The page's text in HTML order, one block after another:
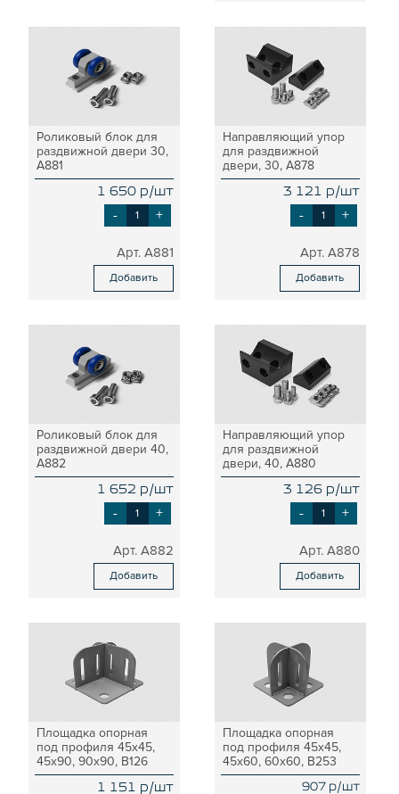
ВИНТОВЫЕ СОЕДИНИТЕЛИ И ВТУЛКИ
ШАРНИРНЫЕ И ПОДВИЖНЫЕ СОЕДИНИТЕЛИ
ЗАГЛУШКИ
ЭЛЕМЕНТЫ ДЛЯ КРЕПЛЕНИЯ КАБЕЛЕЙ,
ПАНЕЛЕЙ, ЛИСТА, СЕТКИ
ОПОРЫ, ПОДВЕСЫ
КОМПОНЕНТЫ ДЛЯ КОНВЕЙЕРОВ
ОСНАСТКА
МЕТРИЧЕСКИЙ КРЕПЕЖ
Роликовый блок для
раздвижной двери 30,
A881
1 650 р/шт
- +
A881
Добавить
Направляющий упор
для раздвижной
двери, 30, A878
3 121 р/шт
- +
A878
Добавить
Роликовый блок для
раздвижной двери 40,
A882
1 652 р/шт
- +
A882
Добавить
Направляющий упор
для раздвижной
двери, 40, A880
3 126 р/шт
- +
A880
Добавить
Площадка опорная
под профиля 45x45,
45х90, 90x90, B126
1 151 р/шт
Площадка опорная
под профиля 45х45,
45х60, 60х60, B253
907 р/шт